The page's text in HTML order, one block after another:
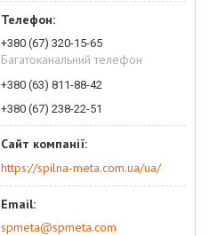
+380 (67) 320-15-65
Багатоканальний телефон
+380 (63) 811-88-42
+380 (67) 238-22-51
https://spilna-meta.com.ua/ua/
spmeta@spmeta.com